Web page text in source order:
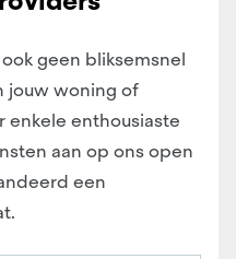
geen bliksemsnel
jouw woning of
enkele enthousiaste
aan op ons open
een